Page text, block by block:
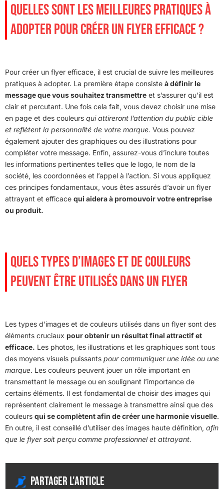
QUELLES SONT LES MEILLEURES PRATIQUES À
ADOPTER POUR CRÉER UN FLYER EFFICACE ?
Pour créer un flyer efficace, il est crucial de suivre les meilleures
pratiques à adopter. La première étape consiste à définir le
message que vous souhaitez transmettre et s’assurer qu’il est
clair et percutant. Une fois cela fait, vous devez choisir une mise
en page et des couleurs qui attireront l’attention du public cible
et reflètent la personnalité de votre marque. Vous pouvez
également ajouter des graphiques ou des illustrations pour
compléter votre message. Enfin, assurez-vous d’inclure toutes
les informations pertinentes telles que le logo, le nom de la
société, les coordonnées et l’appel à l’action. Si vous appliquez
ces principes fondamentaux, vous êtes assurés d’avoir un flyer
attrayant et efficace qui aidera à promouvoir votre entreprise
ou produit.
QUELS TYPES D’IMAGES ET DE COULEURS
PEUVENT ÊTRE UTILISÉS DANS UN FLYER
Les types d’images et de couleurs utilisés dans un flyer sont des
éléments cruciaux pour obtenir un résultat final attractif et
efficace. Les photos, les illustrations et les graphiques sont tous
des moyens visuels puissants pour communiquer une idée ou une
marque. Les couleurs peuvent jouer un rôle important en
transmettant le message ou en soulignant l’importance de
certains éléments. Il est fondamental de choisir des images qui
représentent clairement le message à transmettre ainsi que des
couleurs qui se complètent afin de créer une harmonie visuelle.
En outre, il est conseillé d’utiliser des images haute définition, afin
que le flyer soit perçu comme professionnel et attrayant.
Partager l'article